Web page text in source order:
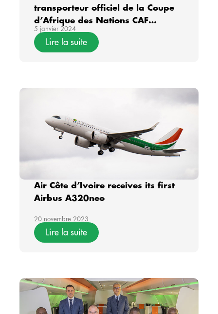
transporteur officiel de la Coupe
d’Afrique des Nations CAF
TotalEnergies Côte d’Ivoire 2023
5 janvier 2024
Lire la suite
Air Côte d’Ivoire receives its first
Airbus A320neo
20 novembre 2023
Lire la suite